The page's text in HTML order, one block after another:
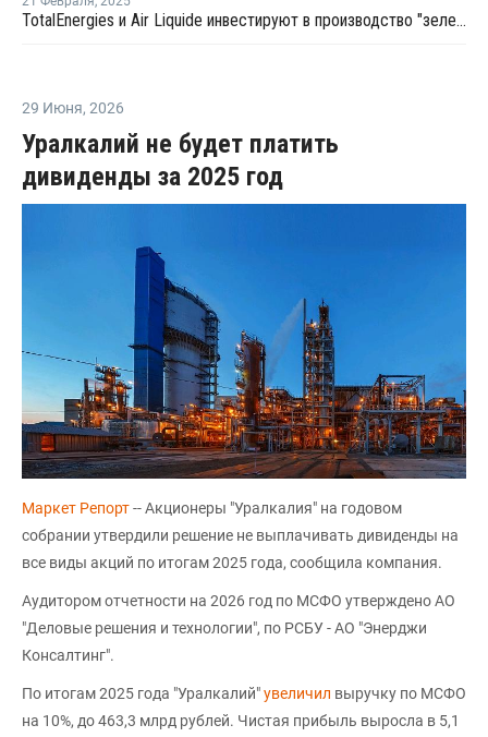
TotalEnergies и Air Liquide инвестируют в производство "зеленого" водорода
29 Июня, 2026
Уралкалий не будет платить
дивиденды за 2025 год
Маркет Репорт-- Акционеры "Уралкалия" на годовом
собрании утвердили решение не выплачивать дивиденды на
все виды акций по итогам 2025 года, сообщила компания.
Аудитором отчетности на 2026 год по МСФО утверждено АО
"Деловые решения и технологии", по РСБУ - АО "Энерджи
Консалтинг".
По итогам 2025 года "Уралкалий"увеличил выручку по МСФО
на 10%, до 463,3 млрд рублей. Чистая прибыль выросла в 5,1